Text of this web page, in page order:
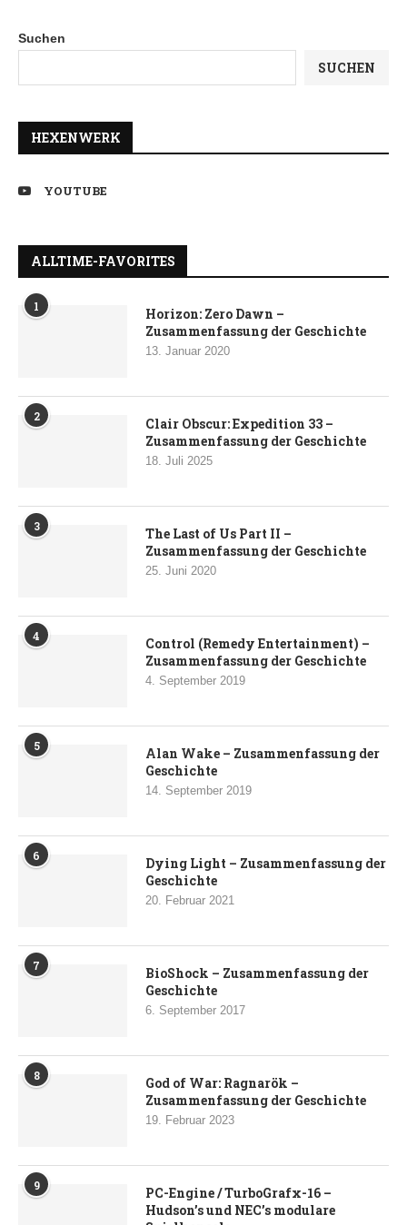
Suchen
SUCHEN
HEXENWERK
YOUTUBE
ALLTIME-FAVORITES
1
Horizon: Zero Dawn –
Zusammenfassung der Geschichte
13. Januar 2020
2
Clair Obscur: Expedition 33 –
Zusammenfassung der Geschichte
18. Juli 2025
3
The Last of Us Part II –
Zusammenfassung der Geschichte
25. Juni 2020
4
Control (Remedy Entertainment) –
Zusammenfassung der Geschichte
4. September 2019
5
Alan Wake – Zusammenfassung der
Geschichte
14. September 2019
6
Dying Light – Zusammenfassung der
Geschichte
20. Februar 2021
7
BioShock – Zusammenfassung der
Geschichte
6. September 2017
8
God of War: Ragnarök –
Zusammenfassung der Geschichte
19. Februar 2023
9
PC-Engine / TurboGrafx-16 –
Hudson’s und NEC’s modulare